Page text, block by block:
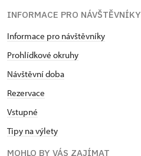
INFORMACE PRO NÁVŠTĚVNÍKY
Informace pro návštěvníky
Prohlídkové okruhy
Návštěvní doba
Rezervace
Vstupné
Tipy na výlety
MOHLO BY VÁS ZAJÍMAT